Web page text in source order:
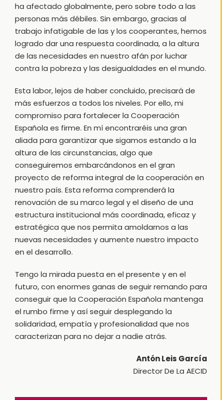
ha afectado globalmente, pero sobre todo a las
personas más débiles. Sin embargo, gracias al
trabajo infatigable de las y los cooperantes, hemos
logrado dar una respuesta coordinada, a la altura
de las necesidades en nuestro afán por luchar
contra la pobreza y las desigualdades en el mundo.
Esta labor, lejos de haber concluido, precisará de
más esfuerzos a todos los niveles. Por ello, mi
compromiso para fortalecer la Cooperación
Española es firme. En mí encontraréis una gran
aliada para garantizar que sigamos estando a la
altura de las circunstancias, algo que
conseguiremos embarcándonos en el gran
proyecto de reforma integral de la cooperación en
nuestro país. Esta reforma comprenderá la
renovación de su marco legal y el diseño de una
estructura institucional más coordinada, eficaz y
estratégica que nos permita amoldarnos a las
nuevas necesidades y aumente nuestro impacto
en el desarrollo.
Tengo la mirada puesta en el presente y en el
futuro, con enormes ganas de seguir remando para
conseguir que la Cooperación Española mantenga
el rumbo firme y así seguir desplegando la
solidaridad, empatía y profesionalidad que nos
caracterizan para no dejar a nadie atrás.
Antón Leis García
Director De La AECID